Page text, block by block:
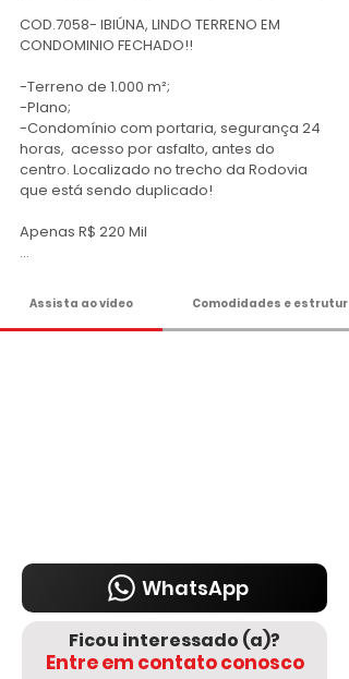
COD.7058- IBIÚNA, LINDO TERRENO EM
CONDOMINIO FECHADO!!
-Terreno de 1.000 m²;
-Plano;
-Condomínio com portaria, segurança 24
horas,  acesso por asfalto, antes do
centro. Localizado no trecho da Rodovia
que está sendo duplicado!
Apenas R$ 220 Mil
DELMASSO IMÓVEIS - DESDE 1980
Tel: 15 3241.2846
Assista ao vídeo Comodidades e estrutura
WhatsApp
Ficou interessado (a)?
Entre em contato conosco